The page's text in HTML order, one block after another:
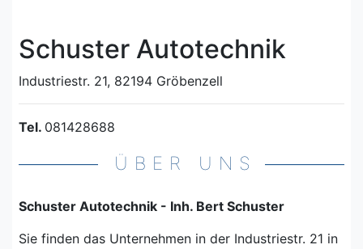
Schuster Autotechnik
Industriestr. 21, 82194 Gröbenzell
Tel. 081428688
ÜBER UNS
Schuster Autotechnik - Inh. Bert Schuster
Sie finden das Unternehmen in der Industriestr. 21 in